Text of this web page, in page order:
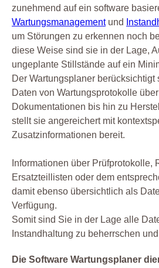
zunehmend auf ein software
Wartungsmanagementund
um Störungen zu erkennen noch
diese Weise sind sie in der Lage,
ungeplante Stillstände auf ein
Der Wartungsplaner berücksichtigt
Daten von Wartungsprotokolle
Dokumentationen bis hin zu
stellt sie angereichert mit
Zusatzinformationen bereit.
Informationen über Prüfprotokolle,
Ersatzteillisten oder dem
damit ebenso übersichtlich als
Verfügung.
Somit sind Sie in der Lage alle
Instandhaltung zu beherrschen
Die Software Wartungsplaner